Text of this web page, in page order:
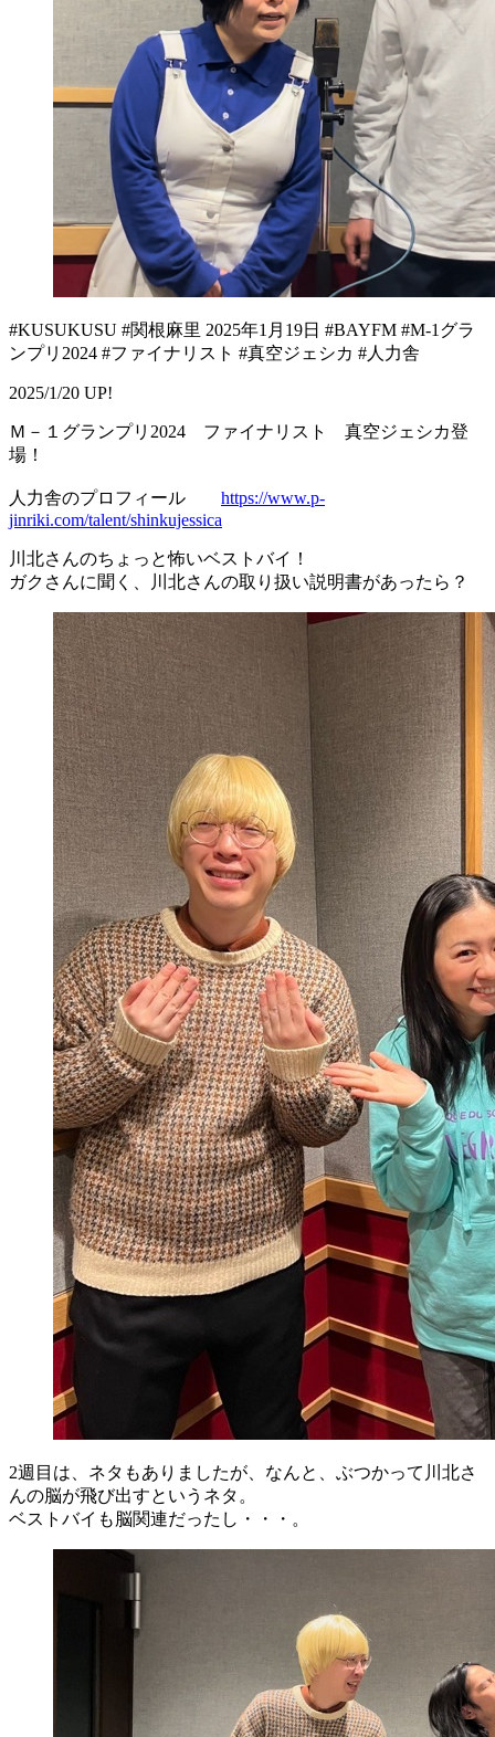
#KUSUKUSU #関根麻里 2025年1月19日 #BAYFM #M-1グラ
ンプリ2024 #ファイナリスト #真空ジェシカ #人力舎
2025/1/20 UP!
Ｍ－１グランプリ2024 ファイナリスト 真空ジェシカ登
場！
人力舎のプロフィール https://www.p-
jinriki.com/talent/shinkujessica
川北さんのちょっと怖いベストバイ！
ガクさんに聞く、川北さんの取り扱い説明書があったら？
2週目は、ネタもありましたが、なんと、ぶつかって川北さ
んの脳が飛び出すというネタ。
ベストバイも脳関連だったし・・・。